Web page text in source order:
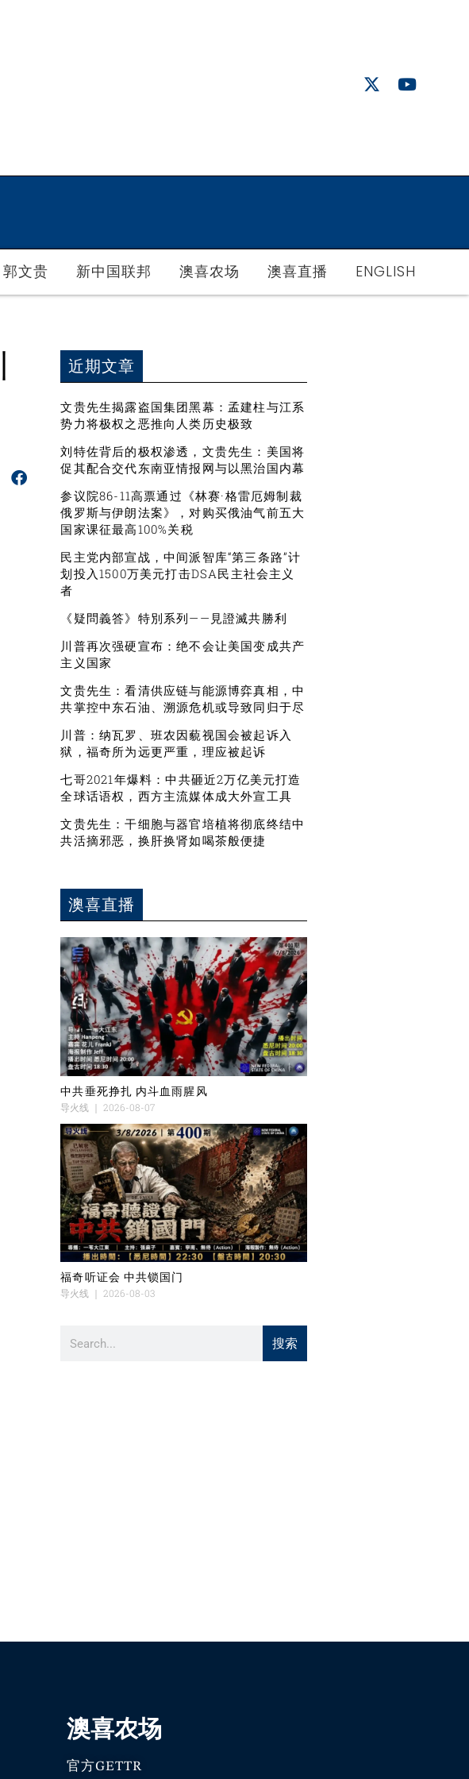
郭文贵 新中国联邦 澳喜农场 澳喜直播 ENGLISH
近期文章
文贵先生揭露盗国集团黑幕：孟建柱与江系
势力将极权之恶推向人类历史极致
刘特佐背后的极权渗透，文贵先生：美国将
促其配合交代东南亚情报网与以黑治国内幕
参议院86-11高票通过《林赛·格雷厄姆制裁
俄罗斯与伊朗法案》，对购买俄油气前五大
国家课征最高100%关税
民主党内部宣战，中间派智库“第三条路”计
划投入1500万美元打击DSA民主社会主义
者
《疑問義答》特別系列——見證滅共勝利
川普再次强硬宣布：绝不会让美国变成共产
主义国家
文贵先生：看清供应链与能源博弈真相，中
共掌控中东石油、溯源危机或导致同归于尽
川普：纳瓦罗、班农因藐视国会被起诉入
狱，福奇所为远更严重，理应被起诉
七哥2021年爆料：中共砸近2万亿美元打造
全球话语权，西方主流媒体成大外宣工具
文贵先生：干细胞与器官培植将彻底终结中
共活摘邪恶，换肝换肾如喝茶般便捷
澳喜直播
中共垂死挣扎 内斗血雨腥风
导火线
2026-08-07
福奇听证会 中共锁国门
导火线
2026-08-03
搜索
澳喜农场
官方GETTR